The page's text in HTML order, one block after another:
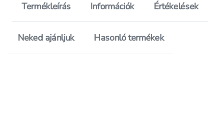
Termékleírás Információk Értékelések
Neked ajánljuk Hasonló termékek